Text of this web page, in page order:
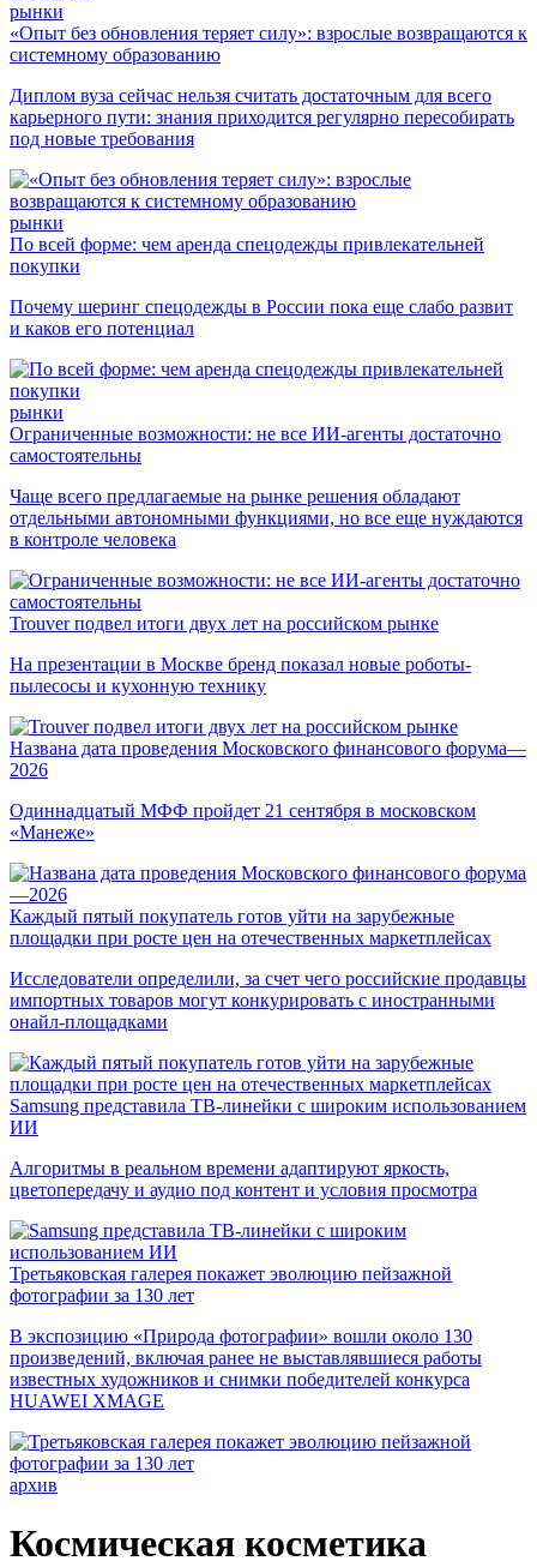
рынки
«Опыт без обновления теряет силу»: взрослые возвращаются к
системному образованию
Диплом вуза сейчас нельзя считать достаточным для всего
карьерного пути: знания приходится регулярно пересобирать
под новые требования
рынки
По всей форме: чем аренда спецодежды привлекательней
покупки
Почему шеринг спецодежды в России пока еще слабо развит
и каков его потенциал
рынки
Ограниченные возможности: не все ИИ-агенты достаточно
самостоятельны
Чаще всего предлагаемые на рынке решения обладают
отдельными автономными функциями, но все еще нуждаются
в контроле человека
Trouver подвел итоги двух лет на российском рынке
На презентации в Москве бренд показал новые роботы-
пылесосы и кухонную технику
Названа дата проведения Московского финансового форума—
2026
Одиннадцатый МФФ пройдет 21 сентября в московском
«Манеже»
Каждый пятый покупатель готов уйти на зарубежные
площадки при росте цен на отечественных маркетплейсах
Исследователи определили, за счет чего российские продавцы
импортных товаров могут конкурировать с иностранными
онайл-площадками
Samsung представила ТВ-линейки с широким использованием
ИИ
Алгоритмы в реальном времени адаптируют яркость,
цветопередачу и аудио под контент и условия просмотра
Третьяковская галерея покажет эволюцию пейзажной
фотографии за 130 лет
В экспозицию «Природа фотографии» вошли около 130
произведений, включая ранее не выставлявшиеся работы
известных художников и снимки победителей конкурса
HUAWEI XMAGE
архив
Космическая косметика